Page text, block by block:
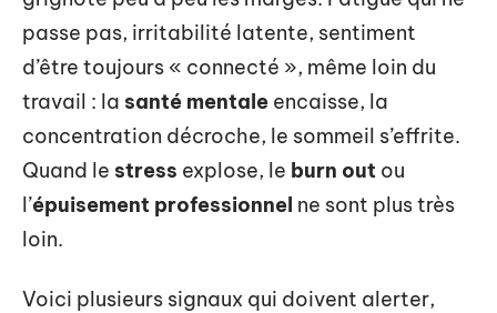
passe pas, irritabilité latente, sentiment
d’être toujours « connecté », même loin du
travail : la santé mentale encaisse, la
concentration décroche, le sommeil s’effrite.
Quand le stress explose, le burn out ou
l’épuisement professionnel ne sont plus très
loin.
Voici plusieurs signaux qui doivent alerter,